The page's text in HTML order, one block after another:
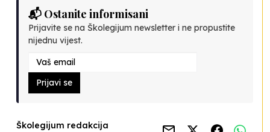
📬 Ostanite informisani
Prijavite se na Školegijum newsletter i ne propustite
nijednu vijest.
Prijavi se
Školegijum redakcija